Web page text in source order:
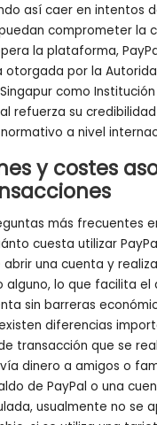
así caer en intentos
comprometer la
la plataforma,
otorgada por la
como
refuerza su
a nivel
y costes
más frecuentes
cuesta utilizar
una cuenta y
alguno, lo que facilita el
sin barreras
diferencias
transacción que se
dinero a amigos o
de PayPal o una
usualmente no se